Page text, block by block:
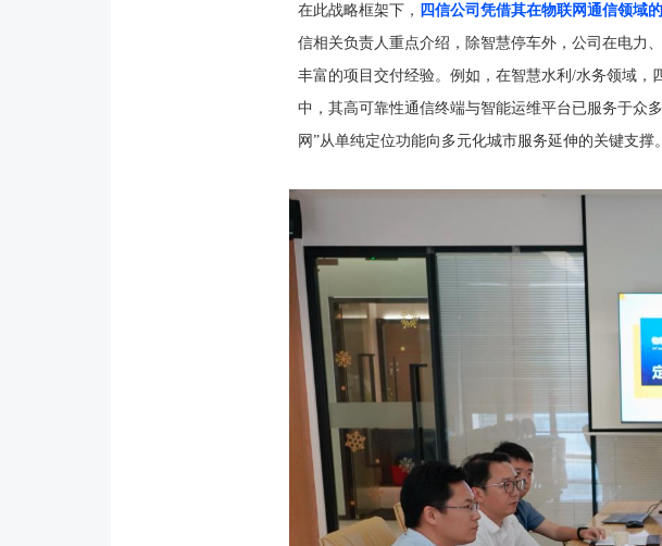
在此战略框架下， 四信公司凭借其在物联网通信领域
信相关负责人重点介绍，除智慧停车外，公司在电力
丰富的项目交付经验。例如，在智慧水利/水务领域
中，其高可靠性通信终端与智能运维平台已服务于众
网”从单纯定位功能向多元化城市服务延伸的关键支撑。